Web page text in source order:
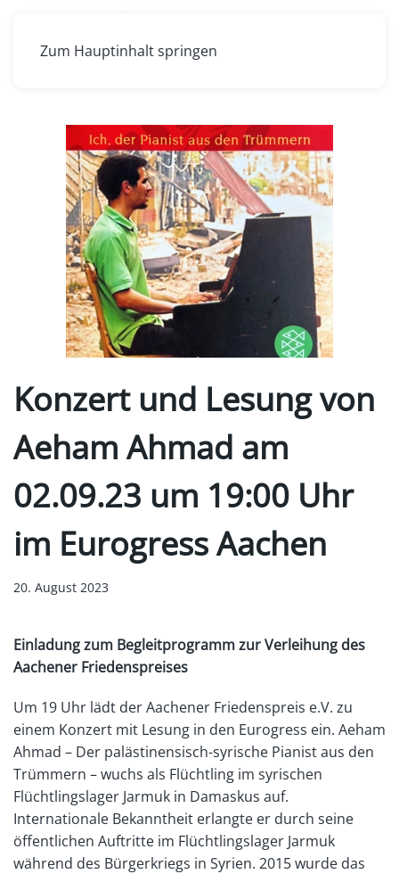
Zum Hauptinhalt springen
Konzert und Lesung von
Aeham Ahmad am
02.09.23 um 19:00 Uhr
im Eurogress Aachen
20. August 2023
Einladung zum Begleitprogramm zur Verleihung des
Aachener Friedenspreises
Um 19 Uhr lädt der Aachener Friedenspreis e.V. zu
einem Konzert mit Lesung in den Eurogress ein. Aeham
Ahmad – Der palästinensisch-syrische Pianist aus den
Trümmern – wuchs als Flüchtling im syrischen
Flüchtlingslager Jarmuk in Damaskus auf.
Internationale Bekanntheit erlangte er durch seine
öffentlichen Auftritte im Flüchtlingslager Jarmuk
während des Bürgerkriegs in Syrien. 2015 wurde das